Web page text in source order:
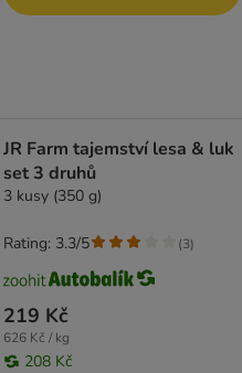
JR Farm tajemství lesa & luk
set 3 druhů
3 kusy (350 g)
219 Kč
626 Kč / kg
208 Kč
Rating: 3.3/5 (3)